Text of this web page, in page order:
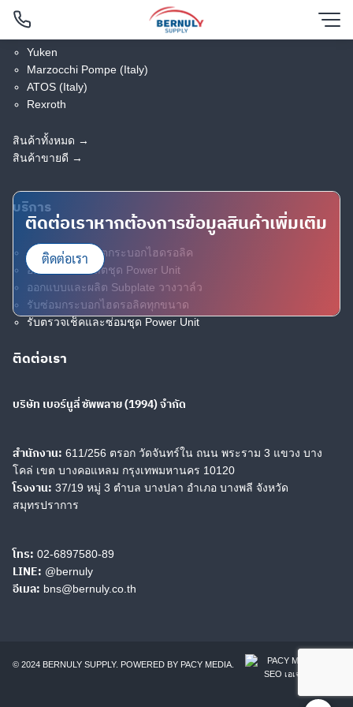
Skip
content
English
ไทย
Search
for: Search
ค้นหาสินค้าทั้งหมด
แบรนด์ดังทั่วโลก
ติดต่อเราหากต้องการข้อมูลสินค้าเพิ่มเติม
ติดต่อเรา
แบรนด์สินค้ายอดนิยม
Yuken
Marzocchi Pompe (Italy)
ATOS (Italy)
Rexroth
สินค้าทั้งหมด →
สินค้าขายดี →
บริการ
ออกแบบและผลิตกระบอกไฮดรอลิค
ออกแบบและผลิตชุด Power Unit
ออกแบบและผลิต Subplate วางวาล์ว
รับซ่อมกระบอกไฮดรอลิคทุกขนาด
รับตรวจเช็คและซ่อมชุด Power Unit
ติดต่อเรา
บริษัท เบอร์นูลี่ ซัพพลาย (1994) จำกัด
สำนักงาน: 611/256 ตรอก วัดจันทร์ใน ถนน พระราม 3 แขวง บาง
โคล่ เขต บางคอแหลม กรุงเทพมหานคร 10120
โรงงาน: 37/19 หมู่ 3 ตำบล บางปลา อำเภอ บางพลี จังหวัด
สมุทรปราการ
โทร: 02-6897580-89
LINE: @bernuly
อีเมล: bns@bernuly.co.th
© 2024 BERNULY SUPPLY. POWERED BY PACY MEDIA